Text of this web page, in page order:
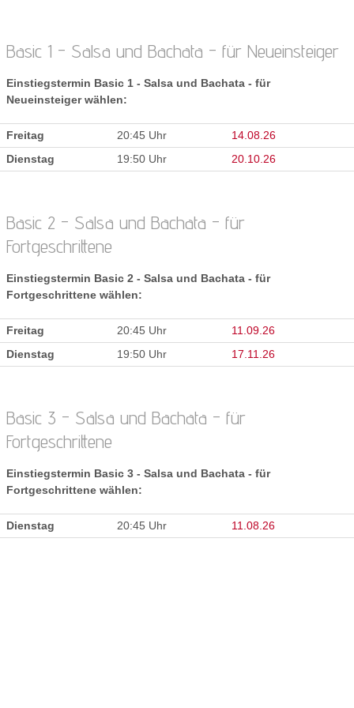
Basic 1 - Salsa und Bachata - für Neueinsteiger
Einstiegstermin Basic 1 - Salsa und Bachata - für
Neueinsteiger wählen:
Freitag 20:45 Uhr
14.08.26
Dienstag
19:50 Uhr 20.10.26
Basic 2 - Salsa und Bachata - für
Fortgeschrittene
Einstiegstermin Basic 2 - Salsa und Bachata - für
Fortgeschrittene wählen:
Freitag 20:45 Uhr
11.09.26
Dienstag
19:50 Uhr 17.11.26
Basic 3 - Salsa und Bachata - für
Fortgeschrittene
Einstiegstermin Basic 3 - Salsa und Bachata - für
Fortgeschrittene wählen:
Dienstag 20:45 Uhr 11.08.26